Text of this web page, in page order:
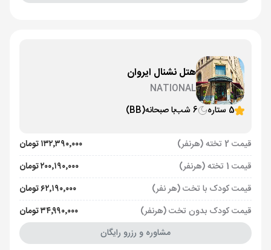
هتل نشنال ایروان
NATIONAL
5 ستاره
6 شب با صبحانه(BB)
قیمت 2 تخته (هرنفر)
۱۳۲٬۳۹۰٬۰۰۰ تومان
قیمت 1 تخته (هرنفر)
۲۰۰٬۱۹۰٬۰۰۰ تومان
قیمت کودک با تخت (هر نفر)
۶۲٬۱۹۰٬۰۰۰ تومان
قیمت کودک بدون تخت (هرنفر)
۳۴٬۹۹۰٬۰۰۰ تومان
مشاوره و رزرو رایگان